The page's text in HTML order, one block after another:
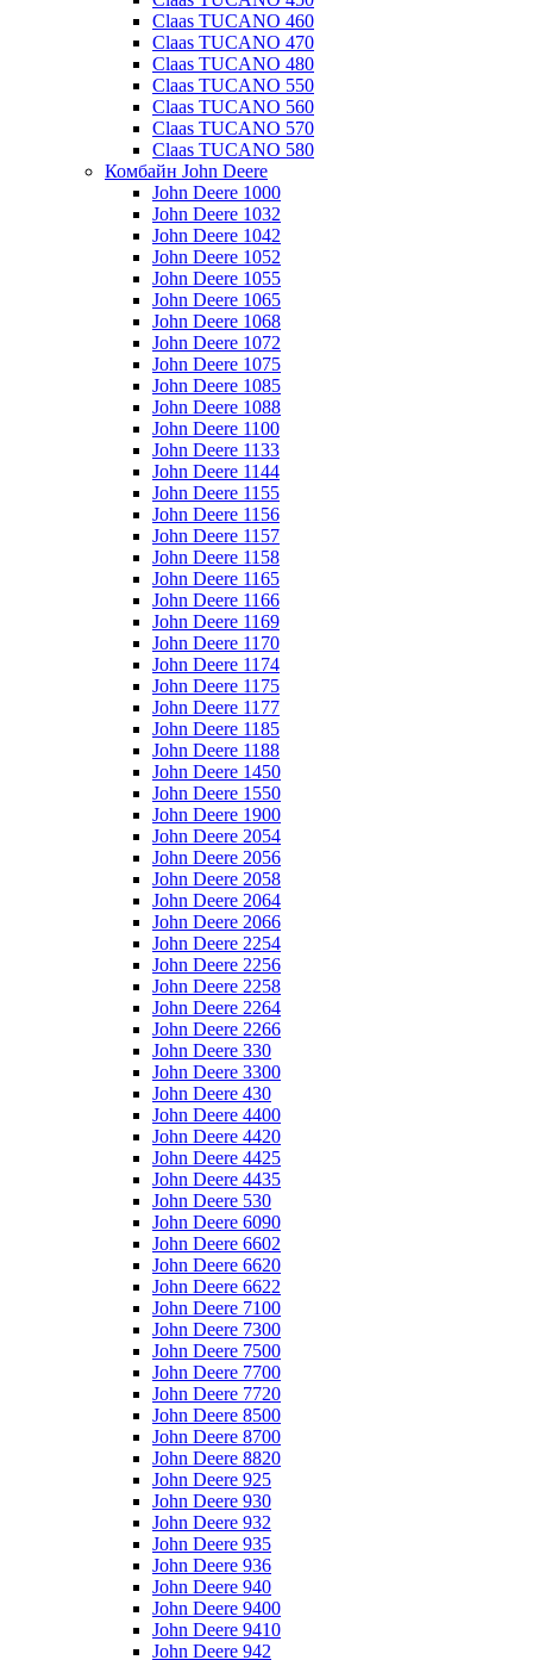
Claas TUCANO 460
Claas TUCANO 470
Claas TUCANO 480
Claas TUCANO 550
Claas TUCANO 560
Claas TUCANO 570
Claas TUCANO 580
Комбайн John Deere
John Deere 1000
John Deere 1032
John Deere 1042
John Deere 1052
John Deere 1055
John Deere 1065
John Deere 1068
John Deere 1072
John Deere 1075
John Deere 1085
John Deere 1088
John Deere 1100
John Deere 1133
John Deere 1144
John Deere 1155
John Deere 1156
John Deere 1157
John Deere 1158
John Deere 1165
John Deere 1166
John Deere 1169
John Deere 1170
John Deere 1174
John Deere 1175
John Deere 1177
John Deere 1185
John Deere 1188
John Deere 1450
John Deere 1550
John Deere 1900
John Deere 2054
John Deere 2056
John Deere 2058
John Deere 2064
John Deere 2066
John Deere 2254
John Deere 2256
John Deere 2258
John Deere 2264
John Deere 2266
John Deere 330
John Deere 3300
John Deere 430
John Deere 4400
John Deere 4420
John Deere 4425
John Deere 4435
John Deere 530
John Deere 6090
John Deere 6602
John Deere 6620
John Deere 6622
John Deere 7100
John Deere 7300
John Deere 7500
John Deere 7700
John Deere 7720
John Deere 8500
John Deere 8700
John Deere 8820
John Deere 925
John Deere 930
John Deere 932
John Deere 935
John Deere 936
John Deere 940
John Deere 9400
John Deere 9410
John Deere 942